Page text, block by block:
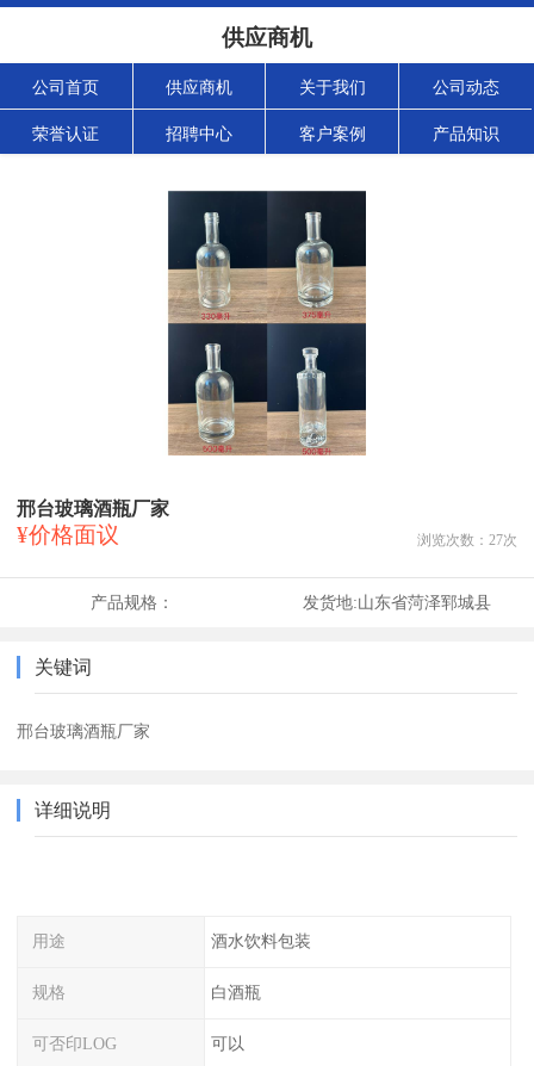
供应商机
公司首页 供应商机 关于我们 公司动态
荣誉认证 招聘中心 客户案例 产品知识
邢台玻璃酒瓶厂家
¥价格面议 浏览次数： 27次
产品规格： 发货地:山东省菏泽郓城县
关键词
邢台玻璃酒瓶厂家
详细说明
用途 酒水饮料包装
规格 白酒瓶
可否印LOG 可以